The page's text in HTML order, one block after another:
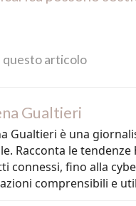
questo articolo
Gualtieri
Gualtieri è una
Racconta le
connessi, fino alla
comprensibili e